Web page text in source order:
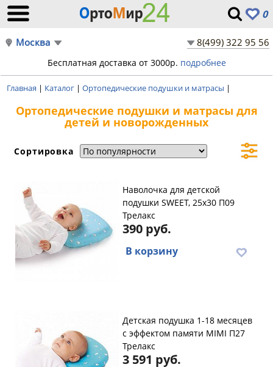
0
Москва 8(499) 322 95 56
Бесплатная доставка от 3000р. подробнее
Главная | Каталог | Ортопедические подушки и матрасы |
Ортопедические подушки и матрасы для
детей и новорожденных
Сортировка
Наволочка для детской
подушки SWEET, 25х30 П09
Трелакс
390 руб.
В корзину
Детская подушка 1-18 месяцев
с эффектом памяти MIMI П27
Трелакс
3 591 руб.